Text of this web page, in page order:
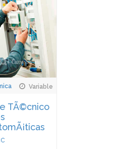
Variable
TÃ©cnico